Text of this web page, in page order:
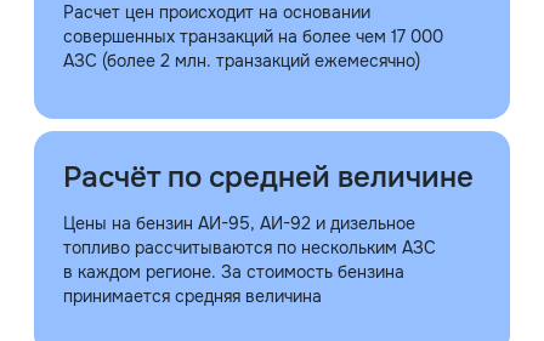
Расчет цен происходит на основании
совершенных транзакций на более чем 17 000
АЗС (более 2 млн. транзакций ежемесячно)
Расчёт по средней величине
Цены на бензин АИ-95, АИ-92 и дизельное
топливо рассчитываются по нескольким АЗС
в каждом регионе. За стоимость бензина
принимается средняя величина